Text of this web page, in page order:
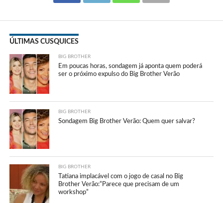
ÚLTIMAS CUSQUICES
BIG BROTHER
Em poucas horas, sondagem já aponta quem poderá
ser o próximo expulso do Big Brother Verão
BIG BROTHER
Sondagem Big Brother Verão: Quem quer salvar?
BIG BROTHER
Tatiana implacável com o jogo de casal no Big
Brother Verão:”Parece que precisam de um
workshop”